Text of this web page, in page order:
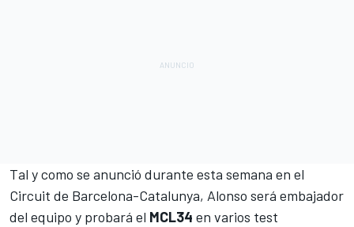
Tal y como se anunció durante esta semana en el
Circuit de Barcelona-Catalunya, Alonso será embajador
del equipo y probará el MCL34 en varios test